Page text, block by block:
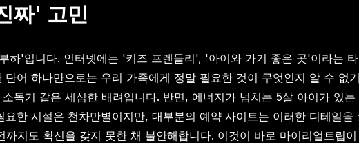
짜' 고민
하'입니다. 인터넷에는 '키즈 프렌들리', '아이와 가기 좋은 곳'이라는
어 하나만으로는 우리 가족에게 정말 필요한 것이 무엇인지 알 수 없
독기 같은 세심한 배려입니다. 반면, 에너지가 넘치는 5살 아이가 있
한 시설은 천차만별이지만, 대부분의 예약 사이트는 이러한 디테일
지도 확신을 갖지 못한 채 불안해합니다. 이것이 바로 마이리얼트립